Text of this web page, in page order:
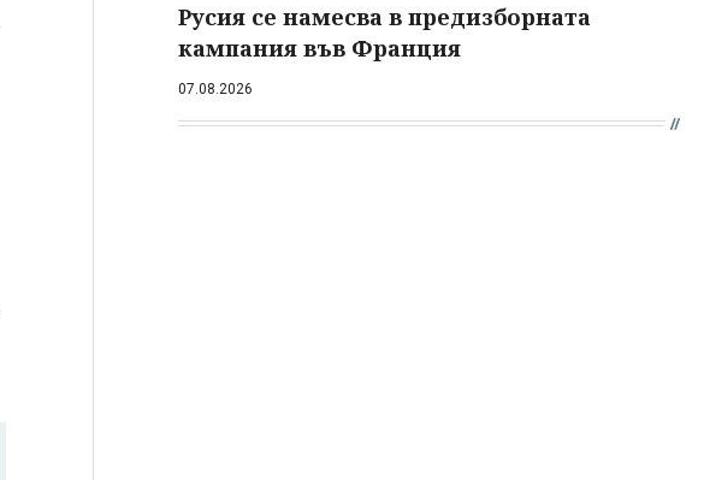
Русия се намесва в предизборната
кампания във Франция
07.08.2026